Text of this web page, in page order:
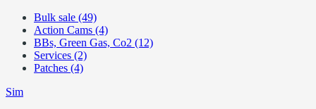
Bulk sale (49)
Action Cams (4)
BBs, Green Gas, Co2 (12)
Services (2)
Patches (4)
Sim